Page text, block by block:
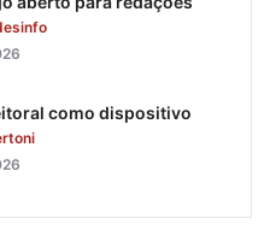
como dispositivo